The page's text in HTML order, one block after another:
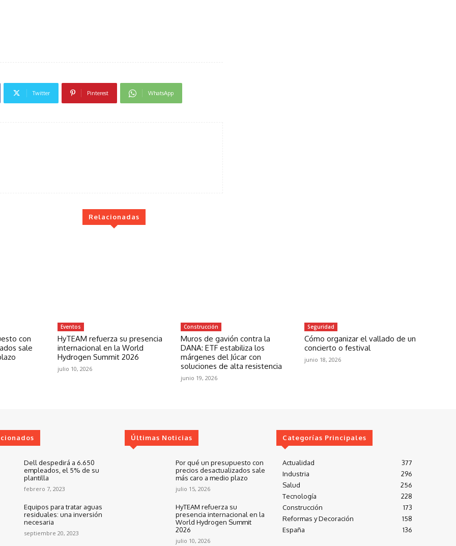
Twitter Pinterest WhatsApp
Relacionadas
con
sale
Eventos
HyTEAM refuerza su presencia
internacional en la World
Hydrogen Summit 2026
julio 10, 2026
Construcción
Muros de gavión contra la
DANA: ETF estabiliza los
márgenes del Júcar con
soluciones de alta resistencia
junio 19, 2026
Seguridad
Cómo organizar el vallado de un
concierto o festival
junio 18, 2026
Dell despedirá a 6.650
empleados, el 5% de su
plantilla
febrero 7, 2023
Equipos para tratar aguas
residuales: una inversión
necesaria
septiembre 20, 2023
Últimas Noticias
Por qué un presupuesto con
precios desactualizados sale
más caro a medio plazo
julio 15, 2026
HyTEAM refuerza su
presencia internacional en la
World Hydrogen Summit
2026
julio 10, 2026
Categorías Principales
Actualidad
377
Industria
296
Salud
256
Tecnología
228
Construcción
173
Reformas y Decoración
158
España
136